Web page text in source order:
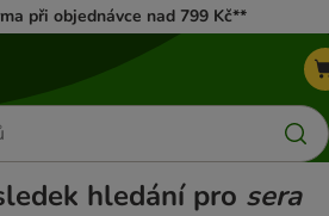
při objednávce nad 799 Kč**
hledání pro sera